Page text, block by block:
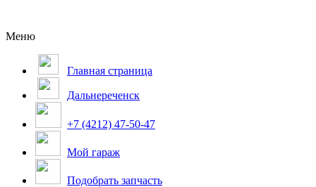
Меню
Главная страница
Дальнереченск
+7 (4212) 47-50-47
Мой гараж
Подобрать запчасть